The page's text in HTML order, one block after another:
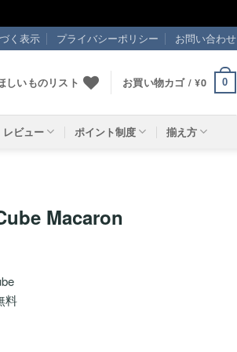
く表示 プライバシーポリシー お問い合わせ
しいものリスト お買い物カゴ /¥0 0
レビュー ポイント制度 揃え方
Macaron
料